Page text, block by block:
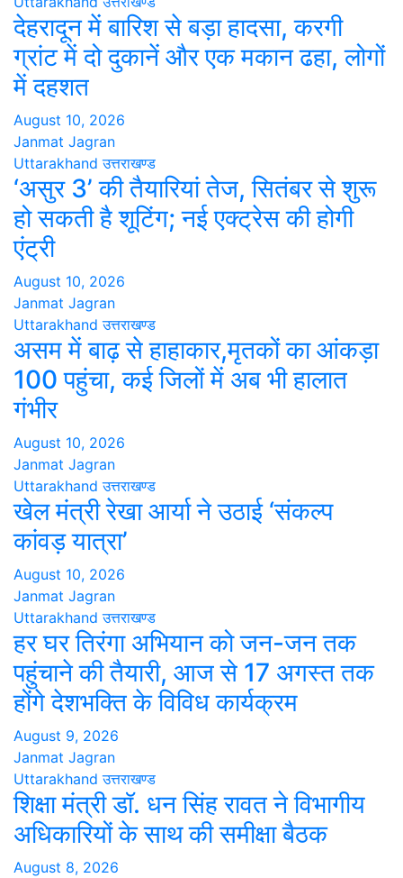
देहरादून में बारिश से बड़ा हादसा, करगी
ग्रांट में दो दुकानें और एक मकान ढहा, लोगों
में दहशत
August 10, 2026
Janmat Jagran
Uttarakhand उत्तराखण्ड
‘असुर 3’ की तैयारियां तेज, सितंबर से शुरू
हो सकती है शूटिंग; नई एक्ट्रेस की होगी
एंट्री
August 10, 2026
Janmat Jagran
Uttarakhand उत्तराखण्ड
असम में बाढ़ से हाहाकार,मृतकों का आंकड़ा
100 पहुंचा, कई जिलों में अब भी हालात
गंभीर
August 10, 2026
Janmat Jagran
Uttarakhand उत्तराखण्ड
खेल मंत्री रेखा आर्या ने उठाई ‘संकल्प
कांवड़ यात्रा’
August 10, 2026
Janmat Jagran
Uttarakhand उत्तराखण्ड
हर घर तिरंगा अभियान को जन-जन तक
पहुंचाने की तैयारी, आज से 17 अगस्त तक
होंगे देशभक्ति के विविध कार्यक्रम
August 9, 2026
Janmat Jagran
Uttarakhand उत्तराखण्ड
शिक्षा मंत्री डॉ. धन सिंह रावत ने विभागीय
अधिकारियों के साथ की समीक्षा बैठक
August 8, 2026